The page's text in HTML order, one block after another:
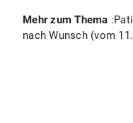
Mehr zum Thema
nach Wunsch (vom